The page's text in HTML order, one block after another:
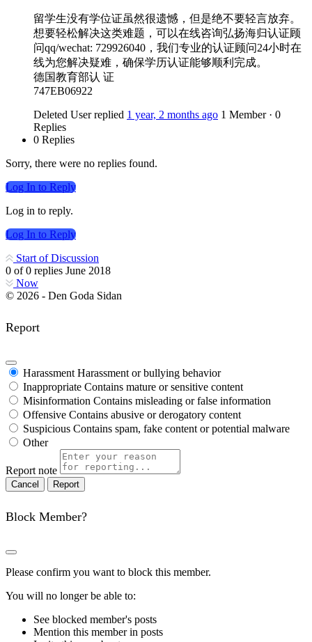
留学生没有学位证虽然很遗憾，但是绝不要轻言放弃。
想要轻松解决这类难题，可以在线咨询弘扬海归认证顾
问qq/wechat: 729926040，我们专业的认证顾问24小时在
线为您解决疑难，确保学历认证能够顺利完成。
德国教育部认 证
747EB06922
Deleted User replied 1 year, 2 months ago 1 Member · 0
Replies
0 Replies
Sorry, there were no replies found.
Log In to Reply
Log in to reply.
Log In to Reply
Start of Discussion
0 of0 replies June 2018
Now
© 2026 - Den Goda Sidan
Report
Harassment Harassment or bullying behavior
Inappropriate Contains mature or sensitive content
Misinformation Contains misleading or false information
Offensive Contains abusive or derogatory content
Suspicious Contains spam, fake content or potential malware
Other
Report note
Report
Block Member?
Please confirm you want to block this member.
You will no longer be able to:
See blocked member's posts
Mention this member in posts